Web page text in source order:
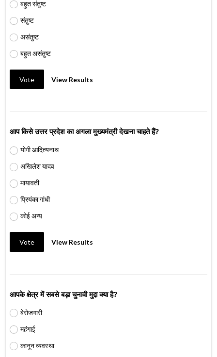
बहुत संतुष्ट
संतुष्ट
असंतुष्ट
बहुत असंतुष्ट
Vote View Results
आप किसे उत्तर प्रदेश का अगला मुख्यमंत्री देखना चाहते हैं?
योगी आदित्यनाथ
अखिलेश यादव
मायावती
प्रियंका गांधी
कोई अन्य
Vote View Results
आपके क्षेत्र में सबसे बड़ा चुनावी मुद्दा क्या है?
बेरोजगारी
महंगाई
कानून व्यवस्था